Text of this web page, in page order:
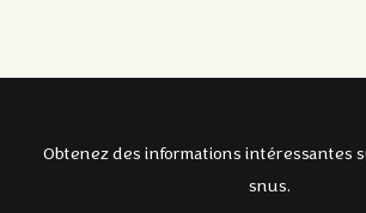
Obtenez des informations intéressantes
snus.